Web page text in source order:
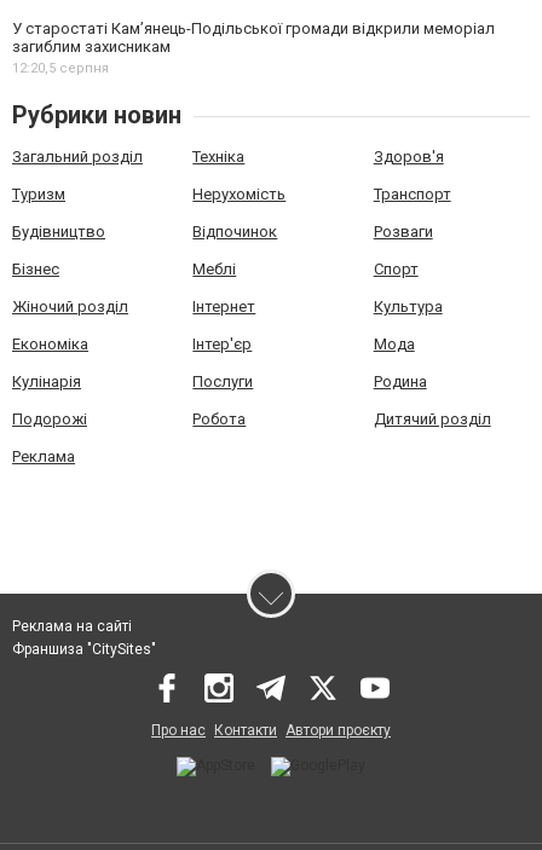
У старостаті Кам’янець-Подільської громади відкрили меморіал
загиблим захисникам
12:20,5 серпня
Рубрики новин
Загальний розділ Техніка Здоров'я
Туризм Нерухомість Транспорт
Будівництво Відпочинок Розваги
Бізнес Меблі Спорт
Жіночий розділ Інтернет Культура
Економіка Інтер'єр Мода
Кулінарія Послуги Родина
Подорожі Робота Дитячий розділ
Реклама
Реклама на сайті
Франшиза "CitySites"
Про нас Контакти Автори проєкту